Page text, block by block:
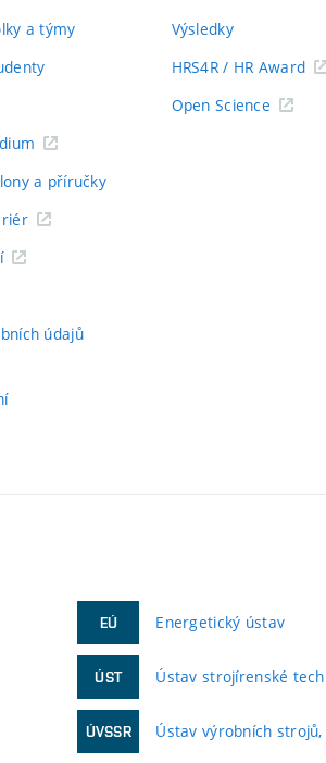
a týmy
a příručky
údajů
Výsledky
HRS4R / HR Award
Open Science
EÚ Energetický ústav
ÚST Ústav strojírenské
ÚVSSR Ústav výrobních